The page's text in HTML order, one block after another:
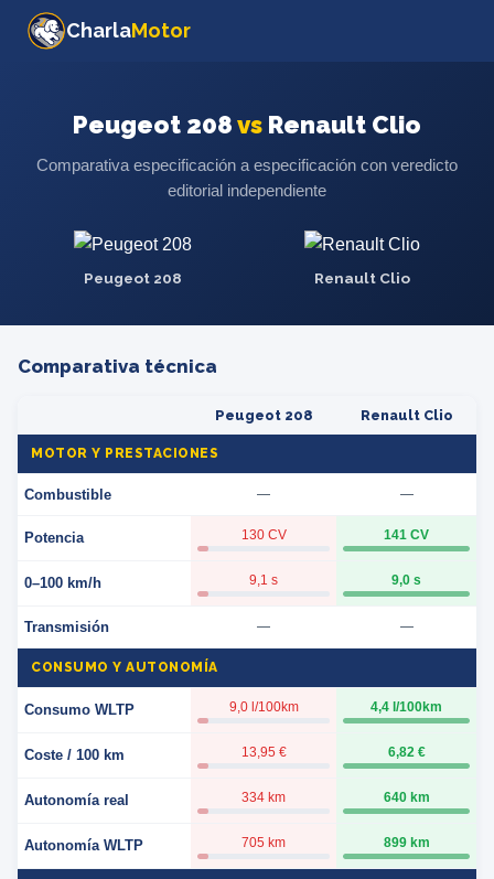
CharlaMotor
Peugeot 208vs Renault Clio
Comparativa especificación a especificación con veredicto
editorial independiente
Peugeot 208 Renault Clio
Comparativa técnica
Peugeot 208 Renault Clio
MOTOR Y PRESTACIONES
Combustible — —
Potencia 130 CV 141 CV
0–100 km/h 9,1 s 9,0 s
Transmisión — —
CONSUMO Y AUTONOMÍA
Consumo WLTP 9,0 l/100km 4,4 l/100km
Coste / 100 km 13,95 € 6,82 €
Autonomía real 334 km 640 km
Autonomía WLTP 705 km 899 km